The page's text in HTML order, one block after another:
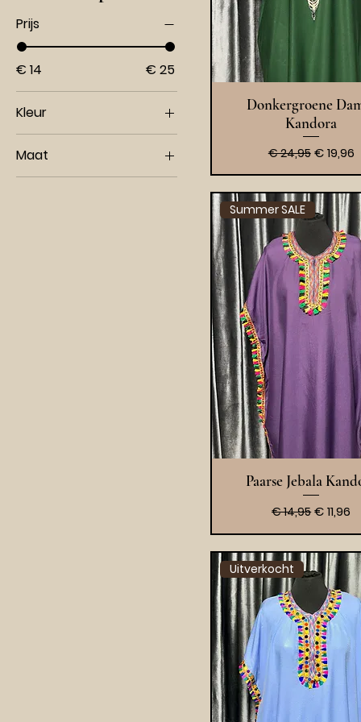
Prijs
€ 14 € 25
Kleur
Maat
L
Snel overzicht
Donkergroene
Kandora
Normale prijs
€ 24,95 € 19,96
Snel overzicht
Summer SALE
Paarse Jebala
Normale prijs
€ 14,95 € 11,96
Uitverkocht